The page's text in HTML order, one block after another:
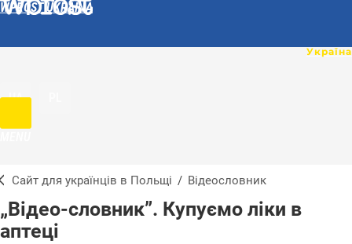
WPROST UKRAINA
UA
Сайт для українців в Польщі / Відеословник
„Відео-словник”. Купуємо ліки в
аптеці